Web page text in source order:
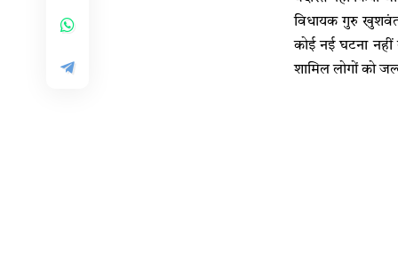
विधायक गुरु खुशवंत
कोई नई घटना
शामिल लोगों को